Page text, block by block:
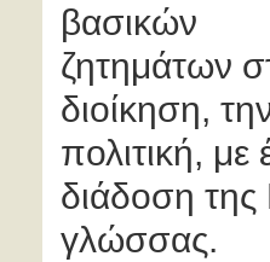
βασικών
ζητημάτων
διοίκηση,
πολιτική,
διάδοση της
γλώσσας.